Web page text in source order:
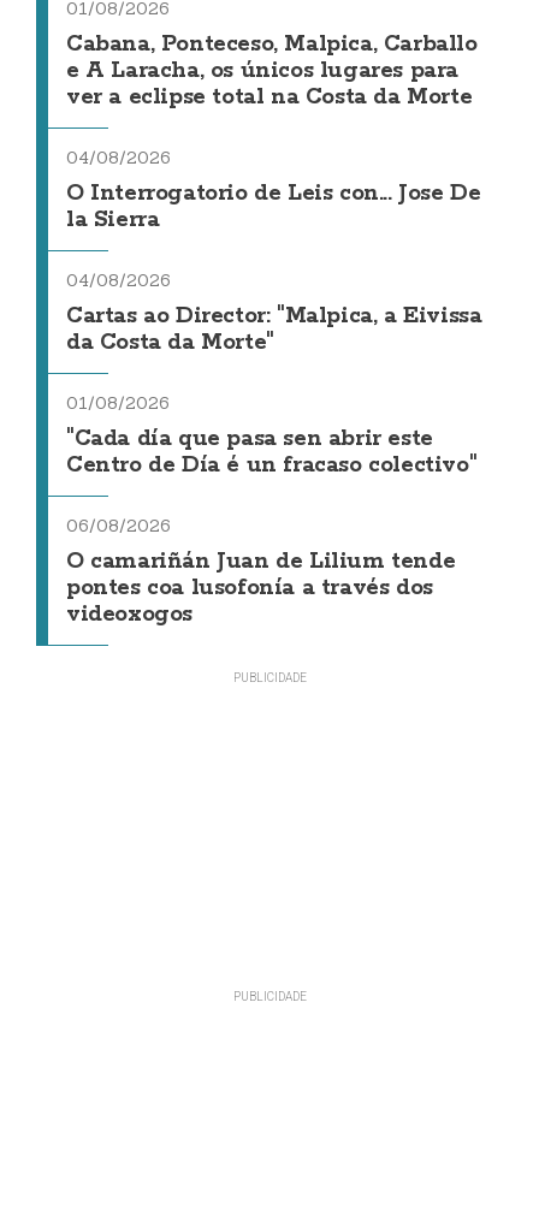
01/08/2026
Cabana, Ponteceso, Malpica, Carballo
e A Laracha, os únicos lugares para
ver a eclipse total na Costa da Morte
04/08/2026
O Interrogatorio de Leis con... Jose De
la Sierra
04/08/2026
Cartas ao Director: "Malpica, a Eivissa
da Costa da Morte"
01/08/2026
"Cada día que pasa sen abrir este
Centro de Día é un fracaso colectivo"
06/08/2026
O camariñán Juan de Lilium tende
pontes coa lusofonía a través dos
videoxogos